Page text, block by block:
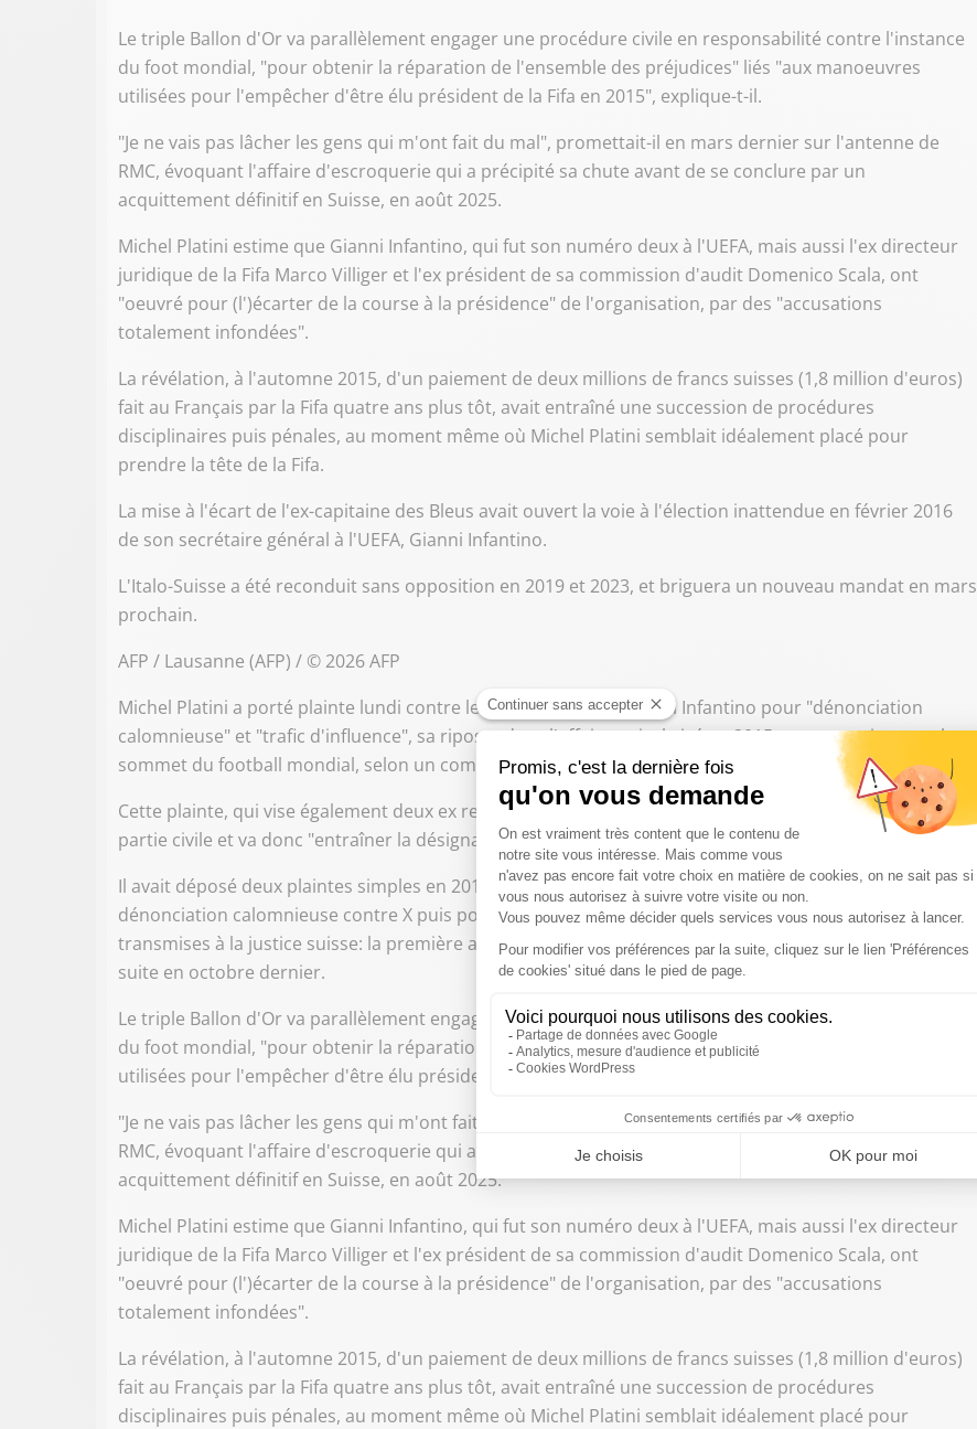
Le triple Ballon d'Or va parallèlement engager une procédure civile en responsabilité contre l'instance
du foot mondial, "pour obtenir la réparation de l'ensemble des préjudices" liés "aux manoeuvres
utilisées pour l'empêcher d'être élu président de la Fifa en 2015", explique-t-il.
"Je ne vais pas lâcher les gens qui m'ont fait du mal", promettait-il en mars dernier sur l'antenne de
RMC, évoquant l'affaire d'escroquerie qui a précipité sa chute avant de se conclure par un
acquittement définitif en Suisse, en août 2025.
Michel Platini estime que Gianni Infantino, qui fut son numéro deux à l'UEFA, mais aussi l'ex directeur
juridique de la Fifa Marco Villiger et l'ex président de sa commission d'audit Domenico Scala, ont
"oeuvré pour (l')écarter de la course à la présidence" de l'organisation, par des "accusations
totalement infondées".
La révélation, à l'automne 2015, d'un paiement de deux millions de francs suisses (1,8 million d'euros)
fait au Français par la Fifa quatre ans plus tôt, avait entraîné une succession de procédures
disciplinaires puis pénales, au moment même où Michel Platini semblait idéalement placé pour
prendre la tête de la Fifa.
La mise à l'écart de l'ex-capitaine des Bleus avait ouvert la voie à l'élection inattendue en février 2016
de son secrétaire général à l'UEFA, Gianni Infantino.
L'Italo-Suisse a été reconduit sans opposition en 2019 et 2023, et briguera un nouveau mandat en mars
prochain.
AFP / Lausanne (AFP) / © 2026 AFP
Michel Platini a porté plainte lundi contre le patron de la Fifa Gianni Infantino pour "dénonciation
calomnieuse" et "trafic d'influence", sa riposte dans l'affaire qui a brisé en 2015 son ascension vers le
sommet du football mondial, selon un communiqué transmis à l'AFP.
Cette plainte, qui vise également deux ex responsables de la Fifa, est assortie d'une constitution de
partie civile et va donc "entraîner la désignation d'un juge d'instruction", précise l'ex-légende des Bleus.
Il avait déposé deux plaintes simples en 2018 puis 2021 dans le même dossier, respectivement pour
dénonciation calomnieuse contre X puis pour trafic d'influence contre Gianni Infantino, toutes deux
transmises à la justice suisse: la première a été considérée comme prescrite et la seconde classée sans
suite en octobre dernier.
Le triple Ballon d'Or va parallèlement engager une procédure civile en responsabilité contre l'instance
du foot mondial, "pour obtenir la réparation de l'ensemble des préjudices" liés "aux manoeuvres
utilisées pour l'empêcher d'être élu président de la Fifa en 2015", explique-t-il.
"Je ne vais pas lâcher les gens qui m'ont fait du mal", promettait-il en mars dernier sur l'antenne de
RMC, évoquant l'affaire d'escroquerie qui a précipité sa chute avant de se conclure par un
acquittement définitif en Suisse, en août 2025.
Michel Platini estime que Gianni Infantino, qui fut son numéro deux à l'UEFA, mais aussi l'ex directeur
juridique de la Fifa Marco Villiger et l'ex président de sa commission d'audit Domenico Scala, ont
"oeuvré pour (l')écarter de la course à la présidence" de l'organisation, par des "accusations
totalement infondées".
La révélation, à l'automne 2015, d'un paiement de deux millions de francs suisses (1,8 million d'euros)
fait au Français par la Fifa quatre ans plus tôt, avait entraîné une succession de procédures
disciplinaires puis pénales, au moment même où Michel Platini semblait idéalement placé pour